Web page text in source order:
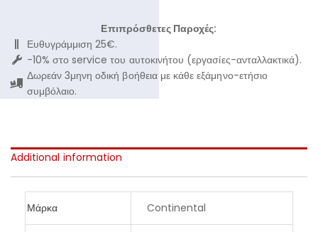
Επιπρόσθετες Παροχές:
Ευθυγράμμιση 25€.
-10% στο service του αυτοκινήτου (εργασίες-ανταλλακτικά).
Δωρεάν 3μηνη οδική βοήθεια με κάθε εξάμηνο-ετήσιο
συμβόλαιο.
Additional information
Μάρκα Continental